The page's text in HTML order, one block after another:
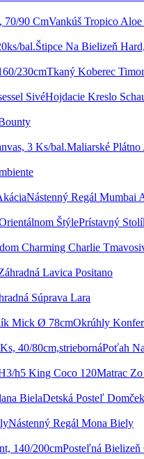
Vankúš Tropico
Štipce Na Bielizeň
Tkaný Koberec
Hojdacie Kreslo
Maliarské
Nástenný Regál Mumbai
Prístavný
Lavica Positano
Súprava Lara
Okrúhly
Poťah
Matrac
Detská Posteľ
Nástenný Regál Mona Biely
Posteľná Bielizeň